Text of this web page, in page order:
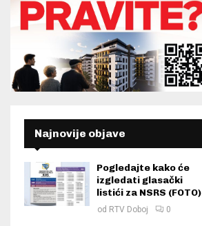
Najnovije objave
Pogledajte kako će
izgledati glasački
listići za NSRS (FOTO)
od RTV Doboj 0